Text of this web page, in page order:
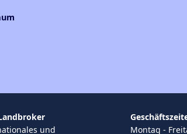
und
Montag -